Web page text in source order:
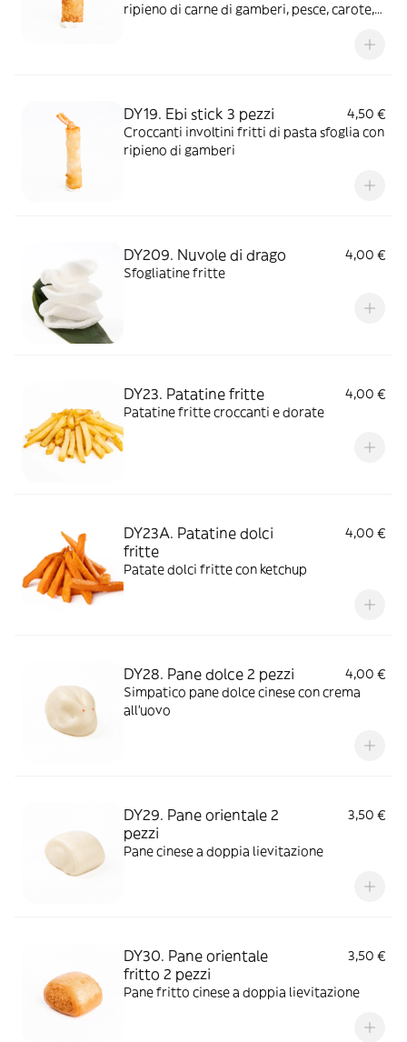
ripieno di carne di gamberi, pesce, carote,
DY19. Ebi stick 3 pezzi
4,50 €
Croccanti involtini fritti di pasta sfoglia con
ripieno di gamberi
DY209. Nuvole di drago
4,00 €
Sfogliatine fritte
DY23. Patatine fritte
4,00 €
Patatine fritte croccanti e dorate
DY23A. Patatine dolci
fritte
4,00 €
Patate dolci fritte con ketchup
DY28. Pane dolce 2 pezzi
4,00 €
Simpatico pane dolce cinese con crema
all'uovo
DY29. Pane orientale 2
pezzi
3,50 €
Pane cinese a doppia lievitazione
DY30. Pane orientale
fritto 2 pezzi
3,50 €
Pane fritto cinese a doppia lievitazione